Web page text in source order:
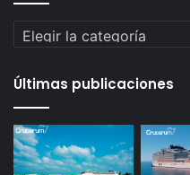
Categorías
Últimas publicaciones